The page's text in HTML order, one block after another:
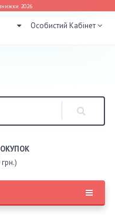
2026
Особистий Кабінет